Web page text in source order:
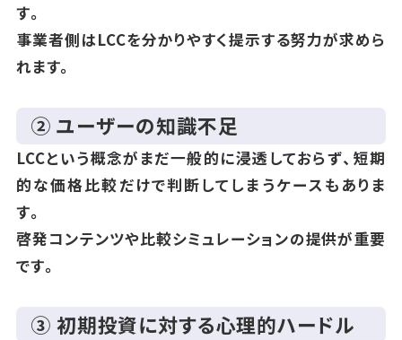
す。
事業者側はLCCを分かりやすく提示する努力が求めら
れます。
② ユーザーの知識不足
LCCという概念がまだ一般的に浸透しておらず、短期
的な価格比較だけで判断してしまうケースもありま
す。
啓発コンテンツや比較シミュレーションの提供が重要
です。
③ 初期投資に対する心理的ハードル